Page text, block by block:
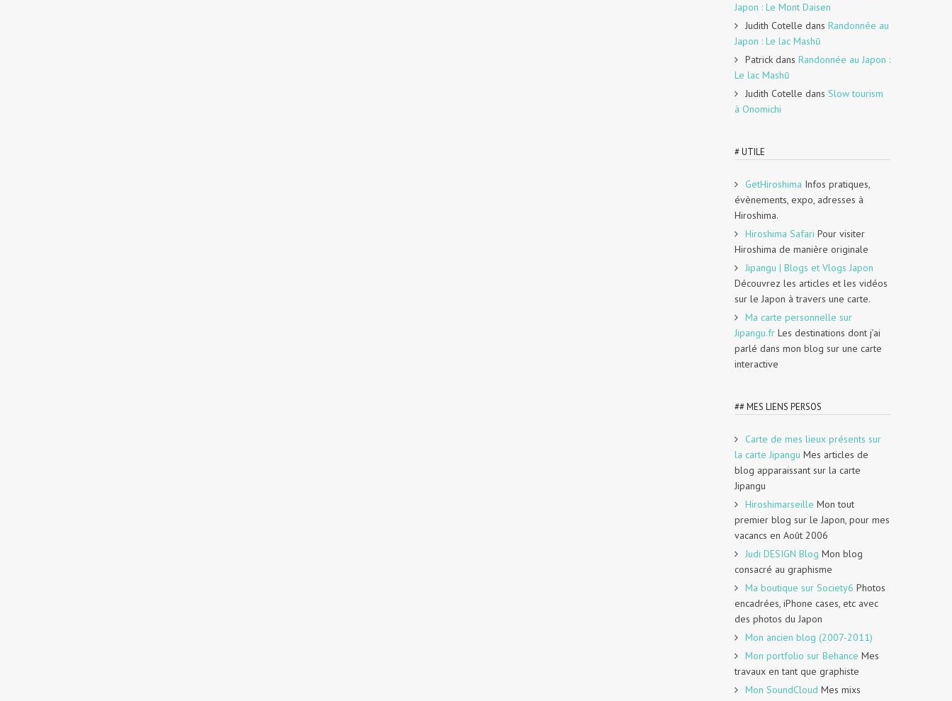
Japon : Le Mont Daisen
Judith Cotelle dans Randonnée au
Japon : Le lac Mashū
Patrick dans Randonnée au Japon :
Le lac Mashū
Judith Cotelle dans Slow tourism
à Onomichi
# UTILE
GetHiroshima Infos pratiques,
évènements, expo, adresses à
Hiroshima.
Hiroshima Safari Pour visiter
Hiroshima de manière originale
Jipangu | Blogs et Vlogs Japon
Découvrez les articles et les vidéos
sur le Japon à travers une carte.
Ma carte personnelle sur
Jipangu.fr Les destinations dont j’ai
parlé dans mon blog sur une carte
interactive
## MES LIENS PERSOS
Carte de mes lieux présents sur
la carte Jipangu Mes articles de
blog apparaissant sur la carte
Jipangu
Hiroshimarseille Mon tout
premier blog sur le Japon, pour mes
vacancs en Août 2006
Judi DESIGN Blog Mon blog
consacré au graphisme
Ma boutique sur Society6 Photos
encadrées, iPhone cases, etc avec
des photos du Japon
Mon ancien blog (2007-2011)
Mon portfolio sur Behance Mes
travaux en tant que graphiste
Mon SoundCloud Mes mixs